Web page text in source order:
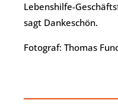
Lebenshilfe-
sagt Dankeschön.
Fotograf: Thomas